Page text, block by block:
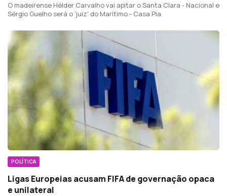
O madeirense Hélder Carvalho vai apitar o Santa Clara - Nacional e
Sérgio Guelho será o 'juiz' do Marítimo - Casa Pia.
POLÍTICA
Ligas Europeias acusam FIFA de governação opaca
e unilateral